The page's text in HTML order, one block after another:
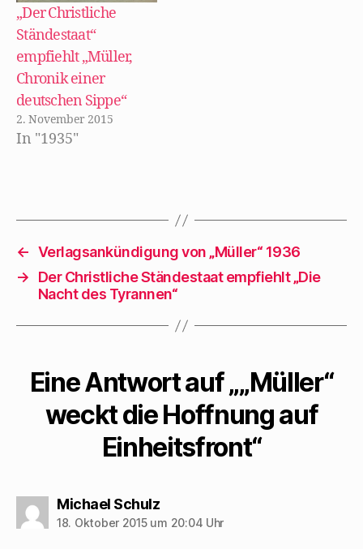
deutschen
Kleinbürgertums
geschrieben, vom
Eintritt der
Germanen bis in
unsere Zeit. Der
Tacituslehrer
Gymnasium, soll im
Auftrag des
Kultusministeriums
„Der Christliche
Ständestaat“
empfiehlt „Müller,
Chronik einer
deutschen Sippe“
2. November 2015
In "1935"
← Verlagsankündigung von „Müller“ 1936
→
Der Christliche Ständestaat empfiehlt „Die
Nacht des Tyrannen“
Eine Antwort auf „„Müller“
weckt die Hoffnung auf
Einheitsfront“
Michael Schulzsagt:
18. Oktober 2015 um 20:04 Uhr